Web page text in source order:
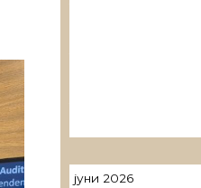
јуни 2026